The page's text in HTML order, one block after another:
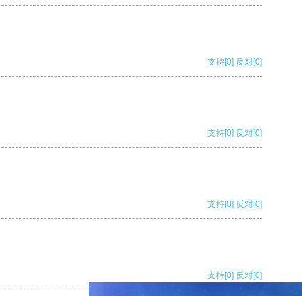
支持[0] 反对[0]
支持[0] 反对[0]
支持[0] 反对[0]
支持[0] 反对[0]